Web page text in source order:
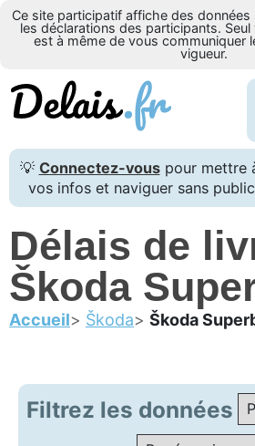
Ce site participatif affiche des
les déclarations des participants.
est à même de vous communiquer
vigueur.
💡 Connectez-vouspour mettre
vos infos et naviguer sans
Délais de
Škoda
Accueil Škoda Škoda
Filtrez les données